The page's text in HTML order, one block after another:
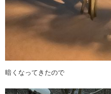
暗くなってきたので